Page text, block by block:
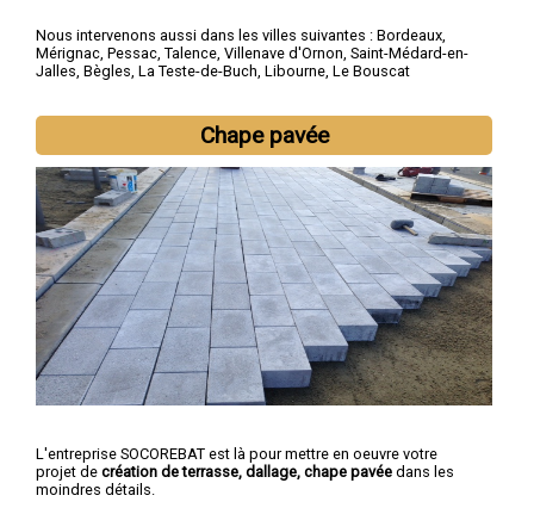
Nous intervenons aussi dans les villes suivantes : Bordeaux,
Mérignac, Pessac, Talence, Villenave d'Ornon, Saint-Médard-en-
Jalles, Bègles, La Teste-de-Buch, Libourne, Le Bouscat
Chape pavée
L'entreprise SOCOREBAT est là pour mettre en oeuvre votre
projet de création de terrasse, dallage, chape pavée dans les
moindres détails.